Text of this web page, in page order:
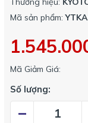
Mã sản phẩm:
Mã Giảm Giá:
Số lượng:
–